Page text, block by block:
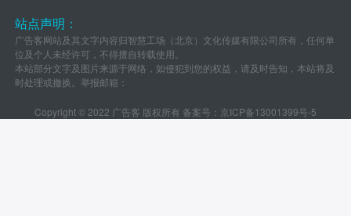
站点声明：
广告客网站及其文字内容归智慧工场（北京）文化传媒有限公司所有，任何单
位及个人未经许可，不得擅自转载使用。
本站部分文字及图片来源于网络，如侵犯到您的权益，请及时告知，本站将及
时处理或撤换。举报邮箱：
Copyright © 2022 广告客 版权所有 备案号： 京ICP备13001399号-5